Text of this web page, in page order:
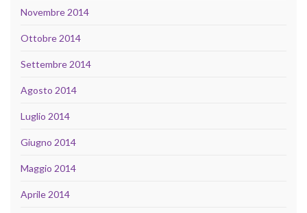
Novembre 2014
Ottobre 2014
Settembre 2014
Agosto 2014
Luglio 2014
Giugno 2014
Maggio 2014
Aprile 2014